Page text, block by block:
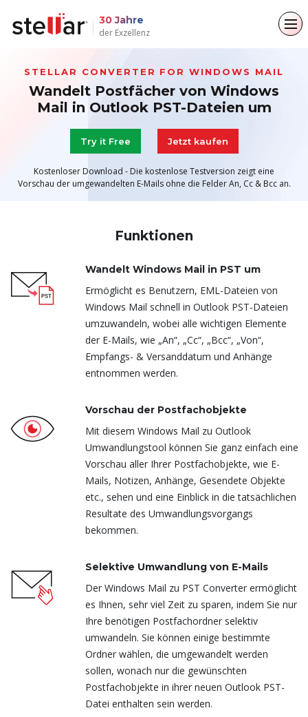
30 Jahre
der Exzellenz
Zurück zum Hauptmenü
Für Einzelpersonen
Dateireparatur
Zurück zum Hauptmenü
Für Unternehmen
E-Mail-Konverter
File & Database Repair
Datenwiederherstellung
Löschung von Daten
Toolkit
Zurück zum Hauptmenü
Über
Leiterschaft
Medienberichterstattung
Pressemitteilungen
Karriere
Zurück zum Hauptmenü
Ressourcen
Artikel
Videos
STELLAR CONVERTER FOR WINDOWS MAIL
Wandelt Postfächer von Windows
Mail in Outlook PST-Dateien um
Try it Free Jetzt kaufen
Kostenloser Download - Die kostenlose Testversion zeigt eine
Vorschau der umgewandelten E-Mails ohne die Felder An, Cc & Bcc an.
Funktionen
Wandelt Windows Mail in PST um
Ermöglicht es Benutzern, EML-Dateien von
Windows Mail schnell in Outlook PST-Dateien
umzuwandeln, wobei alle wichtigen Elemente
der E-Mails, wie „An“, „Cc“, „Bcc“, „Von“,
Empfangs- & Versanddatum und Anhänge
entnommen werden.
Vorschau der Postfachobjekte
Mit diesem Windows Mail zu Outlook
Umwandlungstool können Sie ganz einfach eine
Vorschau aller Ihrer Postfachobjekte, wie E-
Mails, Notizen, Anhänge, Gesendete Objekte
etc., sehen und eine Einblick in die tatsächlichen
Resultate des Umwandlungsvorgangs
bekommen.
Selektive Umwandlung von E-Mails
Der Windows Mail zu PST Converter ermöglicht
es Ihnen, sehr viel Zeit zu sparen, indem Sie nur
Ihre benötigen Postfachordner selektiv
umwandeln. Sie können einige bestimmte
Ordner wählen, die umgewandelt werden
sollen, wonach nur die gewünschten
Postfachobjekte in ihrer neuen Outlook PST-
Datei enthalten sein werden.